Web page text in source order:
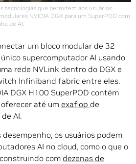
tecnologias que permitem aos usuários
NVIDIA DGX para um SuperPOD com
de AI.
um bloco modular de 32
supercomputador AI usando
rede NVLink dentro do DGX e
Infiniband fabric entre eles.
DGX H100 SuperPOD contém
até um exaflop de
AI.
os usuários podem
AI no cloud, como o que o
com dezenas de